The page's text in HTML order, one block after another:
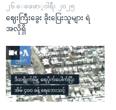
၂၆ ေဖေဖာ္၀ါရီ၊ ၂၀၂၅
ဈေးကြီးခွေး ခိုးပြေးသူများ ရဲ
အလိုရှိ